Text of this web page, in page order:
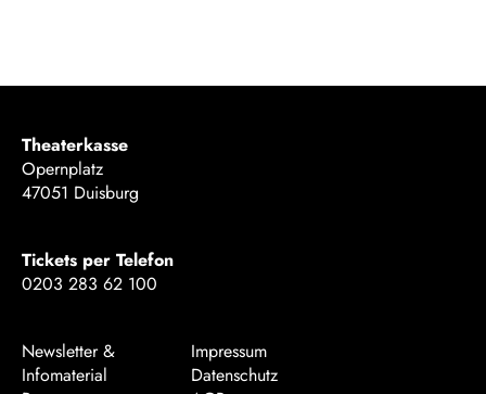
Theaterkasse
Opernplatz
47051 Duisburg
Tickets per Telefon
0203 283 62 100
Newsletter &
Infomaterial
Impressum
Datenschutz